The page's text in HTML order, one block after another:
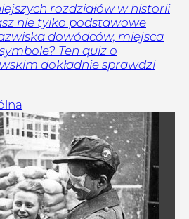
rozdziałów w historii
nie tylko podstawowe
dowódców, miejsca
Ten quiz o
dokładnie sprawdzi